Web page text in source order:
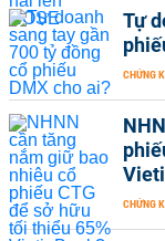
Tự
CHỨNG
CHỨNG